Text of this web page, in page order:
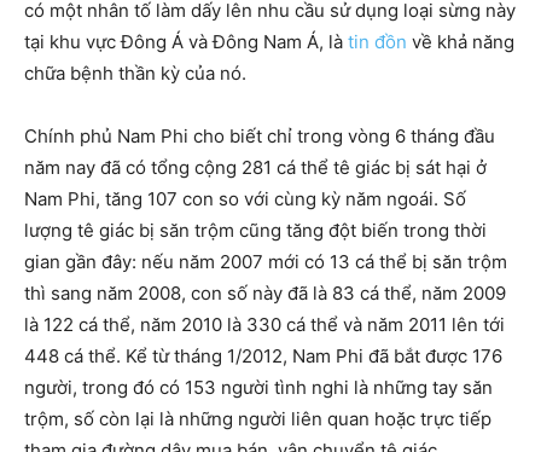
có một nhân tố làm dấy lên nhu cầu sử dụng loại sừng này
tại khu vực Đông Á và Đông Nam Á, là tin đồn về khả năng
chữa bệnh thần kỳ của nó.
Chính phủ Nam Phi cho biết chỉ trong vòng 6 tháng đầu
năm nay đã có tổng cộng 281 cá thể tê giác bị sát hại ở
Nam Phi, tăng 107 con so với cùng kỳ năm ngoái. Số
lượng tê giác bị săn trộm cũng tăng đột biến trong thời
gian gần đây: nếu năm 2007 mới có 13 cá thể bị săn trộm
thì sang năm 2008, con số này đã là 83 cá thể, năm 2009
là 122 cá thể, năm 2010 là 330 cá thể và năm 2011 lên tới
448 cá thể. Kể từ tháng 1/2012, Nam Phi đã bắt được 176
người, trong đó có 153 người tình nghi là những tay săn
trộm, số còn lại là những người liên quan hoặc trực tiếp